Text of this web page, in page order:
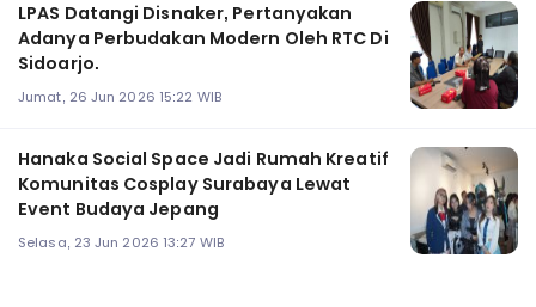
LPAS Datangi Disnaker, Pertanyakan
Adanya Perbudakan Modern Oleh RTC Di
Sidoarjo.
Jumat, 26 Jun 2026 15:22 WIB
Hanaka Social Space Jadi Rumah Kreatif
Komunitas Cosplay Surabaya Lewat
Event Budaya Jepang
Selasa, 23 Jun 2026 13:27 WIB